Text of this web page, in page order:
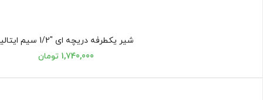
شیر یکطرفه دریچه ای "1/2 سیم ایتالیا
1,740,000 تومان